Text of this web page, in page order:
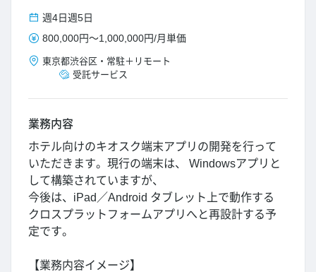
週4日週5日
800,000円～1,000,000円/月単価
東京都渋谷区 ・ 常駐＋リモート
受託サービス
業務内容
ホテル向けのキオスク端末アプリの開発を行って
いただきます。現行の端末は、 Windowsアプリと
して構築されていますが、
今後は、iPad／Android タブレット上で動作する
クロスプラットフォームアプリへと再設計する予
定です。
【業務内容イメージ】